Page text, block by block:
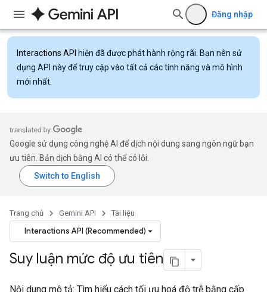
Đăng nhập
Interactions API hiện đã được phát hành rộng rãi. Bạn nên sử
dụng API này để truy cập vào tất cả các tính năng và mô hình
mới nhất.
Google sử dụng công nghệ AI để dịch nội dung sang ngôn ngữ bạn
ưu tiên. Bản dịch bằng AI có thể có lỗi.
Trang chủ Gemini API Tài liệu
Interactions API (Recommended)
Suy luận mức độ ưu tiên
Nội dung mô tả: Tìm hiểu cách tối ưu hoá độ trễ bằng cấp